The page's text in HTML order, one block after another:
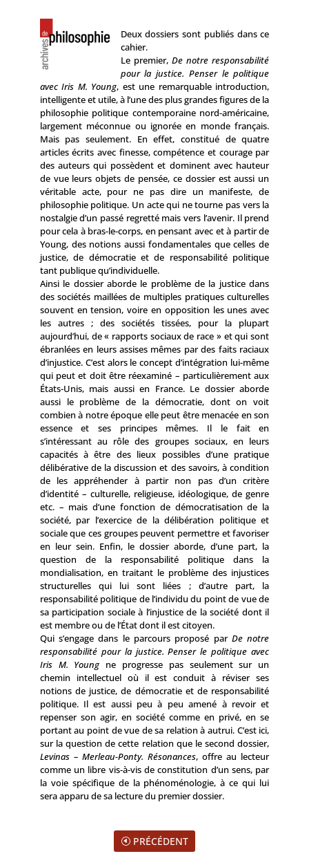
Deux dossiers sont publiés dans ce
cahier.
Le premier, De notre responsabilité
pour la justice. Penser le politique
avec Iris M. Young, est une remarquable introduction,
intelligente et utile, à l’une des plus grandes figures de la
philosophie politique contemporaine nord-américaine,
largement méconnue ou ignorée en monde français.
Mais pas seulement. En effet, constitué de quatre
articles écrits avec finesse, compétence et courage par
des auteurs qui possèdent et dominent avec hauteur
de vue leurs objets de pensée, ce dossier est aussi un
véritable acte, pour ne pas dire un manifeste, de
philosophie politique. Un acte qui ne tourne pas vers la
nostalgie d’un passé regretté mais vers l’avenir. Il prend
pour cela à bras-le-corps, en pensant avec et à partir de
Young, des notions aussi fondamentales que celles de
justice, de démocratie et de responsabilité politique
tant publique qu’individuelle.
Ainsi le dossier aborde le problème de la justice dans
des sociétés maillées de multiples pratiques culturelles
souvent en tension, voire en opposition les unes avec
les autres ; des sociétés tissées, pour la plupart
aujourd’hui, de « rapports sociaux de race » et qui sont
ébranlées en leurs assises mêmes par des faits raciaux
d’injustice. C’est alors le concept d’intégration lui-même
qui peut et doit être réexaminé – particulièrement aux
États-Unis, mais aussi en France. Le dossier aborde
aussi le problème de la démocratie, dont on voit
combien à notre époque elle peut être menacée en son
essence et ses principes mêmes. Il le fait en
s’intéressant au rôle des groupes sociaux, en leurs
capacités à être des lieux possibles d’une pratique
délibérative de la discussion et des savoirs, à condition
de les appréhender à partir non pas d’un critère
d’identité – culturelle, religieuse, idéologique, de genre
etc. – mais d’une fonction de démocratisation de la
société, par l’exercice de la délibération politique et
sociale que ces groupes peuvent permettre et favoriser
en leur sein. Enfin, le dossier aborde, d’une part, la
question de la responsabilité politique dans la
mondialisation, en traitant le problème des injustices
structurelles qui lui sont liées ; d’autre part, la
responsabilité politique de l’individu du point de vue de
sa participation sociale à l’injustice de la société dont il
est membre ou de l’État dont il est citoyen.
Qui s’engage dans le parcours proposé par De notre
responsabilité pour la justice. Penser le politique avec
Iris M. Youngne progresse pas seulement sur un
chemin intellectuel où il est conduit à réviser ses
notions de justice, de démocratie et de responsabilité
politique. Il est aussi peu à peu amené à revoir et
repenser son agir, en société comme en privé, en se
portant au point de vue de sa relation à autrui. C’est ici,
sur la question de cette relation que le second dossier,
Levinas – Merleau-Ponty. Résonances, offre au lecteur
comme un libre vis-à-vis de constitution d’un sens, par
la voie spécifique de la phénoménologie, à ce qui lui
sera apparu de sa lecture du premier dossier.
PRÉCÉDENT